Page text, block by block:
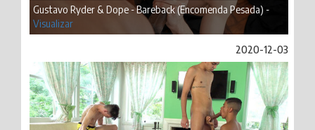
Gustavo Ryder & Dope - Bareback (Encomenda Pesada) -
Visualizar
2020-12-03